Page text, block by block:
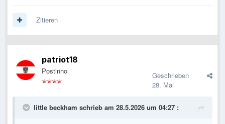
Zitieren
patriot18
Postinho
Geschrieben
28. Mai
little beckham schrieb am 28.5.2026 um 04:27 :